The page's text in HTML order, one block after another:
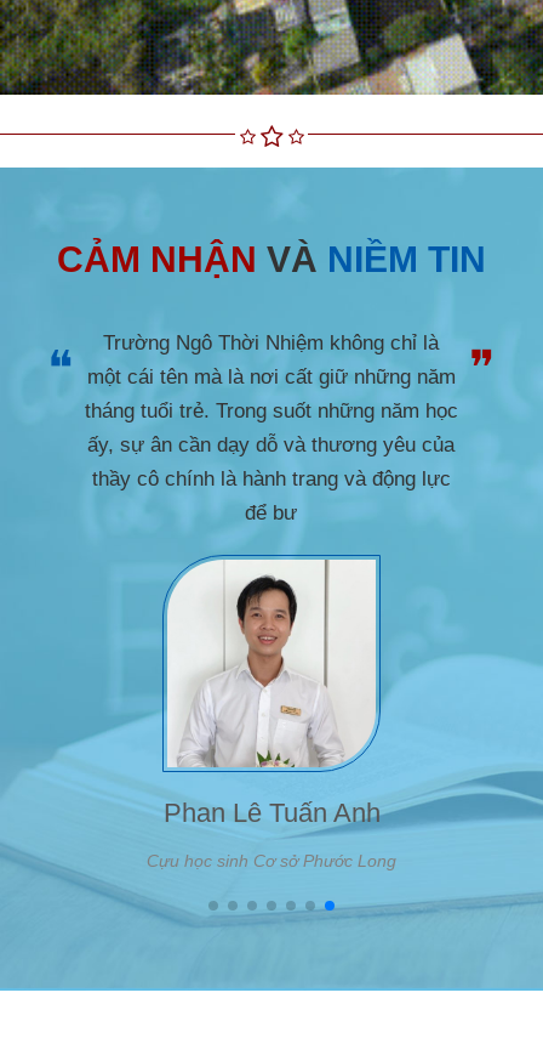
CẢM NHẬN VÀ NIỀM TIN
❝
Trường Ngô Thời Nhiệm không chỉ là
một cái tên mà là nơi cất giữ những năm
tháng tuổi trẻ. Trong suốt những năm học
ấy, sự ân cần dạy dỗ và thương yêu của
thầy cô chính là hành trang và động lực
để bư
❞
Phan Lê Tuấn Anh
Cựu học sinh Cơ sở Phước Long